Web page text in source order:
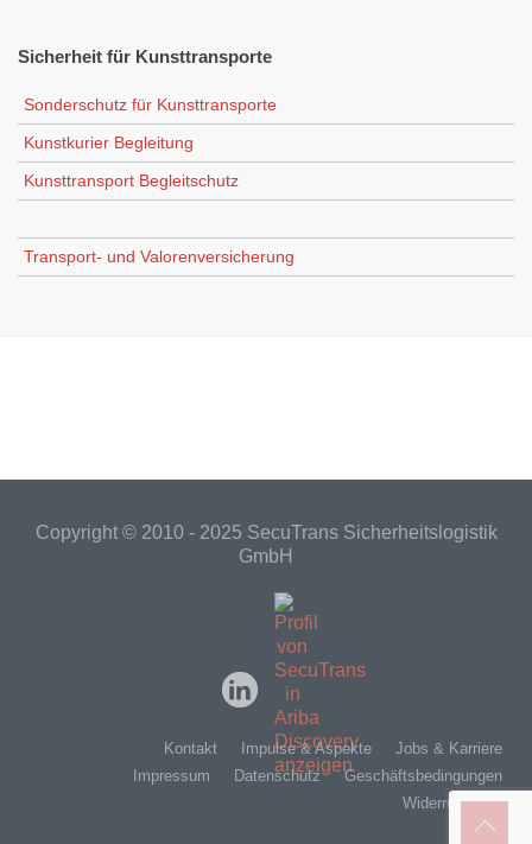
Sicherheit für Kunsttransporte
Sonderschutz für Kunsttransporte
Kunstkurier Begleitung
Kunsttransport Begleitschutz
Transport- und Valorenversicherung
Copyright © 2010 - 2025 SecuTrans Sicherheitslogistik
GmbH
Jobs & Karriere
Impulse & Aspekte
Kontakt
Geschäftsbedingungen
Datenschutz
Impressum
Widerrufsrecht